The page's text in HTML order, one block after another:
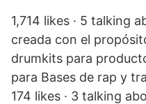
1,714 likes · 5 talking
creada con el
drumkits para
para Bases de rap y
174 likes · 3 talking